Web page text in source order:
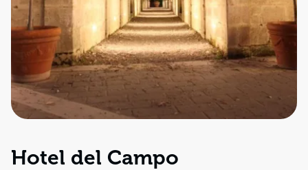
Hotel del Campo